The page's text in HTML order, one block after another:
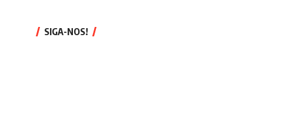
SIGA-NOS!